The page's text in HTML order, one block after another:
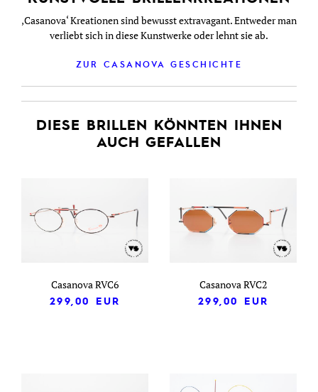
‚Casanova‘ Kreationen sind bewusst extravagant. Entweder man
verliebt sich in diese Kunstwerke oder lehnt sie ab.
ZUR CASANOVA GESCHICHTE
DIESE BRILLEN KÖNNTEN IHNEN
AUCH GEFALLEN
Casanova RVC6
299,00
EUR
Casanova RVC2
299,00
EUR